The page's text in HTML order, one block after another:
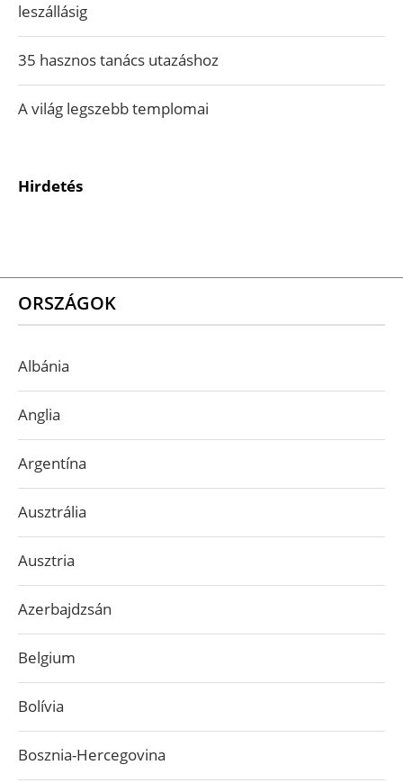
leszállásig
35 hasznos tanács utazáshoz
A világ legszebb templomai
Hirdetés
ORSZÁGOK
Albánia
Anglia
Argentína
Ausztrália
Ausztria
Azerbajdzsán
Belgium
Bolívia
Bosznia-Hercegovina